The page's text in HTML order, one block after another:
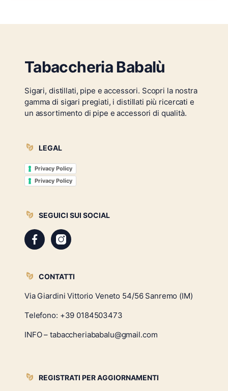
Tabaccheria Babalù
Sigari, distillati, pipe e accessori. Scopri la nostra
gamma di sigari pregiati, i distillati più ricercati e
un assortimento di pipe e accessori di qualità.
LEGAL
Privacy Policy
Privacy Policy
SEGUICI SUI SOCIAL
CONTATTI
Via Giardini Vittorio Veneto 54/56 Sanremo (IM)
Telefono: +39 0184503473
INFO – tabaccheriababalu@gmail.com
REGISTRATI PER AGGIORNAMENTI